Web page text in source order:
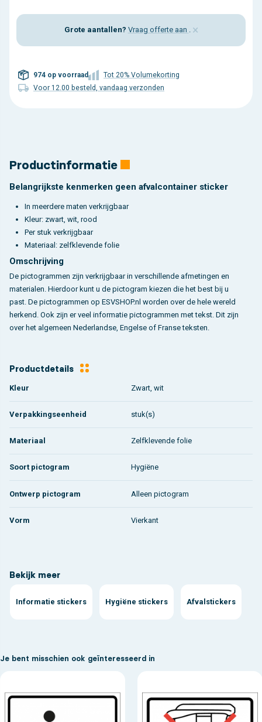
Grote aantallen? Vraag offerte aan . ×
974 op voorraad
Tot 20% Volumekorting
Voor 12.00 besteld, vandaag verzonden
Productinformatie
Belangrijkste kenmerken geen afvalcontainer sticker
In meerdere maten verkrijgbaar
Kleur: zwart, wit, rood
Per stuk verkrijgbaar
Materiaal: zelfklevende folie
Omschrijving
De pictogrammen zijn verkrijgbaar in verschillende afmetingen en
materialen. Hierdoor kunt u de pictogram kiezen die het best bij u
past. De pictogrammen op ESVSHOP.nl worden over de hele wereld
herkend. Ook zijn er veel informatie pictogrammen met tekst. Dit zijn
over het algemeen Nederlandse, Engelse of Franse teksten.
Productdetails
Kleur Zwart, wit
Verpakkingseenheid stuk(s)
Materiaal Zelfklevende folie
Soort pictogram Hygiëne
Ontwerp pictogram Alleen pictogram
Vorm Vierkant
Bekijk meer
Informatie stickers Hygiëne stickers Afvalstickers
Je bent misschien ook geïnteresseerd in